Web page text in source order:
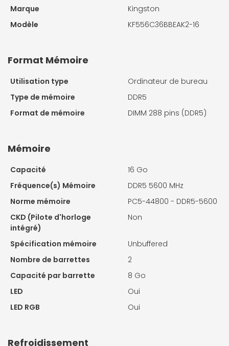
Marque
Kingston
Modèle
KF556C36BBEAK2-16
Format Mémoire
Utilisation type
Ordinateur de bureau
Type de mémoire
DDR5
Format de mémoire
DIMM 288 pins (DDR5)
Mémoire
Capacité
16 Go
Fréquence(s) Mémoire
DDR5 5600 MHz
Norme mémoire
PC5-44800 - DDR5-5600
CKD (Pilote d'horloge
intégré)
Non
Spécification mémoire
Unbuffered
Nombre de barrettes
2
Capacité par barrette
8 Go
LED
Oui
LED RGB
Oui
Refroidissement